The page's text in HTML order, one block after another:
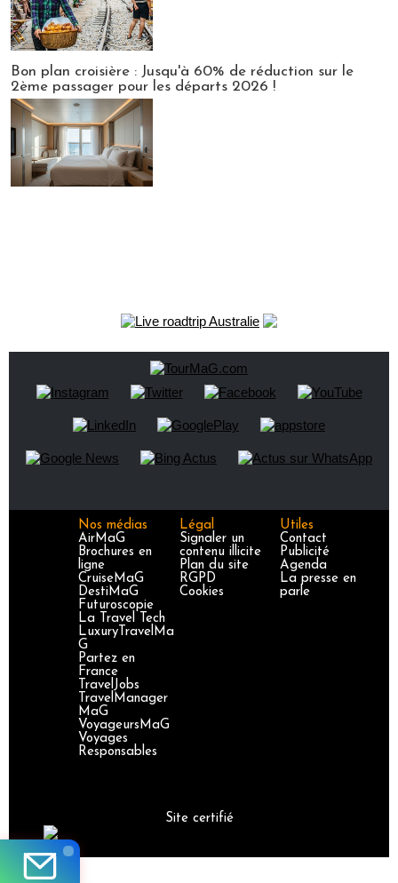
Bon plan croisière : Jusqu'à 60% de réduction sur le
2ème passager pour les départs 2026 !
Nos médias
AirMaG
Brochures en
ligne
CruiseMaG
DestiMaG
Futuroscopie
La Travel Tech
LuxuryTravelMa
G
Partez en
France
TravelJobs
TravelManager
MaG
VoyageursMaG
Voyages
Responsables
Légal
Signaler un
contenu illicite
Plan du site
RGPD
Cookies
Utiles
Contact
Publicité
Agenda
La presse en
parle
Site certifié